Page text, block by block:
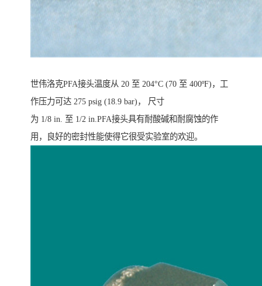
世伟洛克PFA接头温度从 20 至 204°C (70 至 400ºF)，工
作压力可达 275 psig (18.9 bar)， 尺寸
为 1/8 in. 至 1/2 in.PFA接头具有耐酸碱和耐腐蚀的作
用，良好的密封性能使得它很受实验室的欢迎。